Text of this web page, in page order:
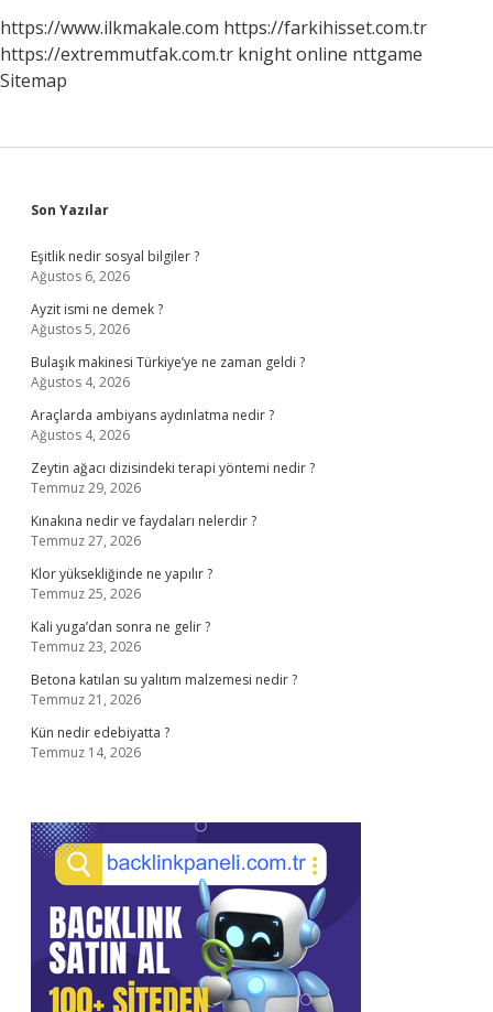
https://www.ilkmakale.com https://farkihisset.com.tr
https://extremmutfak.com.tr knight online nttgame
Sitemap
Sidebar
Son Yazılar
Eşitlik nedir sosyal bilgiler ?
Ağustos 6, 2026
Ayzit ismi ne demek ?
Ağustos 5, 2026
Bulaşık makinesi Türkiye’ye ne zaman geldi ?
Ağustos 4, 2026
Araçlarda ambiyans aydınlatma nedir ?
Ağustos 4, 2026
Zeytin ağacı dizisindeki terapi yöntemi nedir ?
Temmuz 29, 2026
Kınakına nedir ve faydaları nelerdir ?
Temmuz 27, 2026
Klor yüksekliğinde ne yapılır ?
Temmuz 25, 2026
Kali yuga’dan sonra ne gelir ?
Temmuz 23, 2026
Betona katılan su yalıtım malzemesi nedir ?
Temmuz 21, 2026
Kün nedir edebiyatta ?
Temmuz 14, 2026